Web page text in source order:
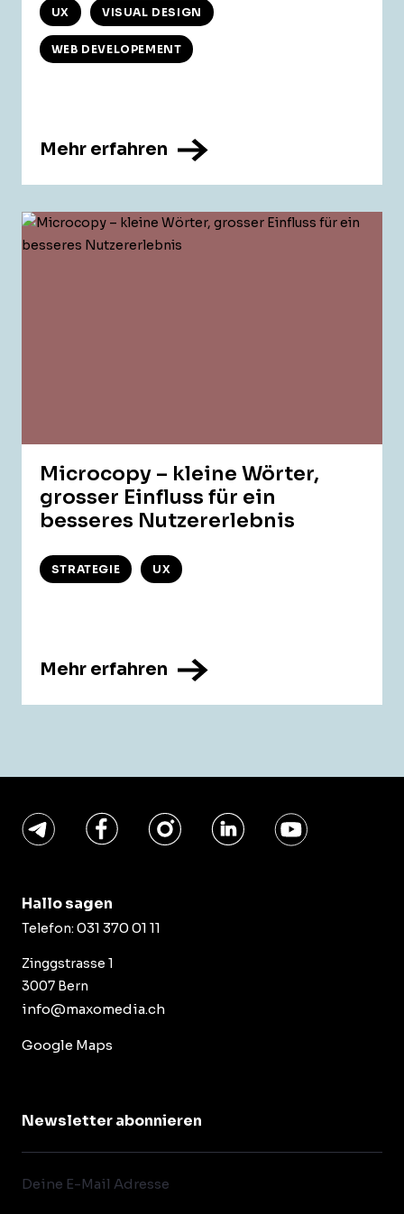
UX VISUAL DESIGN
WEB DEVELOPEMENT
Mehr erfahren
Microcopy – kleine Wörter,
grosser Einfluss für ein
besseres Nutzererlebnis
STRATEGIE UX
Mehr erfahren
Hallo sagen
Telefon: 031 370 01 11
Zinggstrasse 1
3007 Bern
info@maxomedia.ch
Google Maps
Newsletter abonnieren